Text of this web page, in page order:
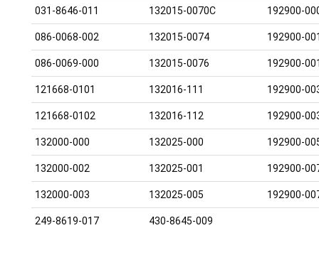
031-8646-011 132015-0070C 192900-
086-0068-002 132015-0074 192900-
086-0069-000 132015-0076 192900-
121668-0101 132016-111 192900-
121668-0102 132016-112 192900-
132000-000 132025-000 192900-
132000-002 132025-001 192900-
132000-003 132025-005 192900-
249-8619-017 430-8645-009